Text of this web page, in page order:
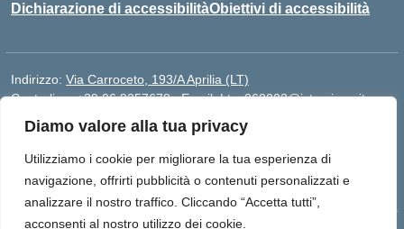
Diamo valore alla tua privacy
Utilizziamo i cookie per migliorare la tua esperienza di
navigazione, offrirti pubblicità o contenuti personalizzati e
analizzare il nostro traffico. Cliccando “Accetta tutti”,
acconsenti al nostro utilizzo dei cookie.
Dichiarazione di accessibilitàObiettivi di accessibilità
Indirizzo: Via Carroceto, 193/A Aprilia (LT)
Centralino:+39 06 9257678 Email:Ltps060002@istruzione.it
Posta elettronica certificata (PEC):Ltps060002@pec.istruzione.it
Codice meccanografico:
LTPS060002